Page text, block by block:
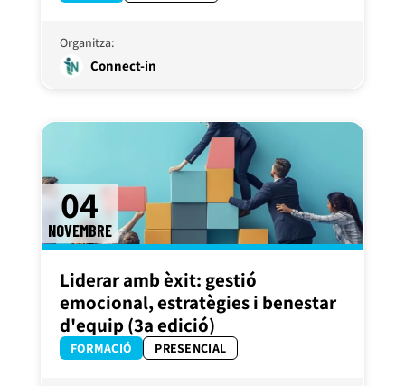
Organitza:
Connect-in
04
NOVEMBRE
Liderar amb èxit: gestió
emocional, estratègies i benestar
d'equip (3a edició)
FORMACIÓ PRESENCIAL